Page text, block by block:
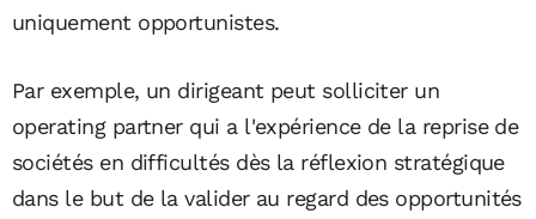
uniquement opportunistes.
Par exemple, un dirigeant peut solliciter un
operating partner qui a l'expérience de la reprise de
sociétés en difficultés dès la réflexion stratégique
dans le but de la valider au regard des opportunités